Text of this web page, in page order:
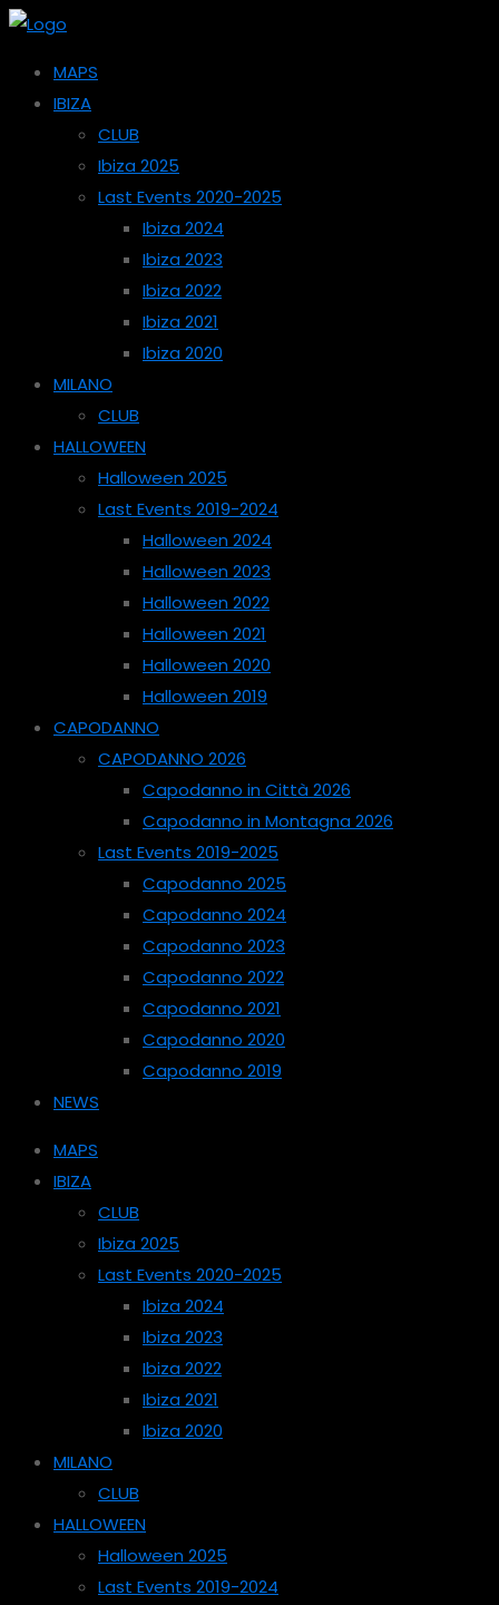
MAPS
IBIZA
CLUB
Ibiza 2025
Last Events 2020-2025
Ibiza 2024
Ibiza 2023
Ibiza 2022
Ibiza 2021
Ibiza 2020
MILANO
CLUB
HALLOWEEN
Halloween 2025
Last Events 2019-2024
Halloween 2024
Halloween 2023
Halloween 2022
Halloween 2021
Halloween 2020
Halloween 2019
CAPODANNO
CAPODANNO 2026
Capodanno in Città 2026
Capodanno in Montagna 2026
Last Events 2019-2025
Capodanno 2025
Capodanno 2024
Capodanno 2023
Capodanno 2022
Capodanno 2021
Capodanno 2020
Capodanno 2019
NEWS
MAPS
IBIZA
CLUB
Ibiza 2025
Last Events 2020-2025
Ibiza 2024
Ibiza 2023
Ibiza 2022
Ibiza 2021
Ibiza 2020
MILANO
CLUB
HALLOWEEN
Halloween 2025
Last Events 2019-2024